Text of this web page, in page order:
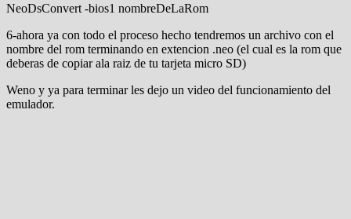
NeoDsConvert -bios1 nombreDeLaRom
6-ahora ya con todo el proceso hecho tendremos un archivo con el
nombre del rom terminando en extencion .neo (el cual es la rom que
deberas de copiar ala raiz de tu tarjeta micro SD)
Weno y ya para terminar les dejo un video del funcionamiento del
emulador.